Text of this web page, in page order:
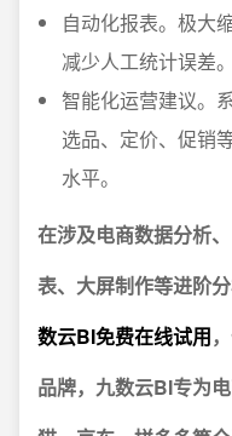
自动化报表。极大
减少人工统计误差。
智能化运营建议。
选品、定价、促销
水平。
在涉及电商数据分析
表、大屏制作等进阶
数云BI免费在线试用
品牌，九数云BI专为